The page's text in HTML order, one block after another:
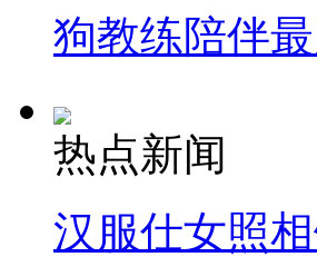
狗教练陪伴
热点新闻
汉服仕女照